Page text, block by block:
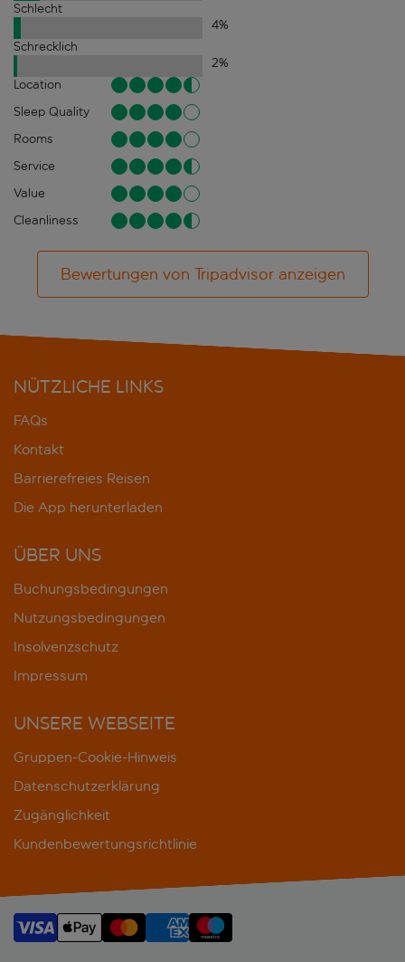
Schlecht
4%
Schrecklich
2%
Location
Sleep Quality
Rooms
Service
Value
Cleanliness
Bewertungen von Tripadvisor anzeigen
NÜTZLICHE LINKS
FAQs
Kontakt
Barrierefreies Reisen
Die App herunterladen
ÜBER UNS
Buchungsbedingungen
Nutzungsbedingungen
Insolvenzschutz
Impressum
UNSERE WEBSEITE
Gruppen-Cookie-Hinweis
Datenschutzerklärung
Zugänglichkeit
Kundenbewertungsrichtlinie